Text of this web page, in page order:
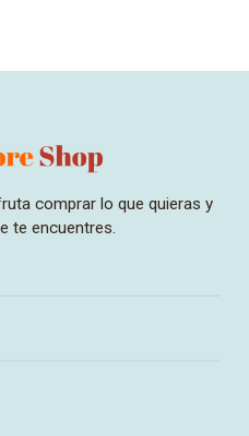
comprar lo que quieras y
te encuentres.